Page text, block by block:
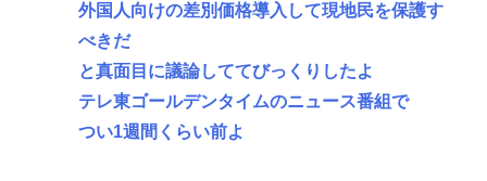
外国人向けの差別価格導入して現地民を保護す
べきだ
と真面目に議論しててびっくりしたよ
テレ東ゴールデンタイムのニュース番組で
つい1週間くらい前よ